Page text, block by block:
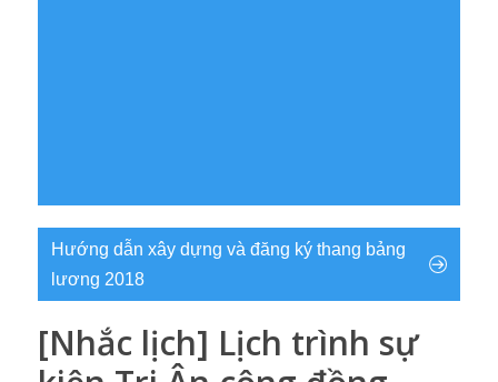
Hướng dẫn xây dựng và đăng ký thang bảng
lương 2018
[Nhắc lịch] Lịch trình sự